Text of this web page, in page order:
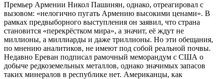
Премьер Армении Никол Пашинян, однако, отреагировал с
вызовом: «нелогично пугать Армению высокими ценами». В
рамках предвыборного выступления он заявил, что страна
становится «перекрёстком мира», а значит, её ждут не
миллионы, а миллиарды и даже триллионы. Но эти обещания,
по мнению аналитиков, не имеют под собой реальной почвы.
Недавно Ереван подписал рамочный меморандум с США о
добыче редкоземельных металлов, однако значимых запасов
таких минералов в республике нет. Американцы, как